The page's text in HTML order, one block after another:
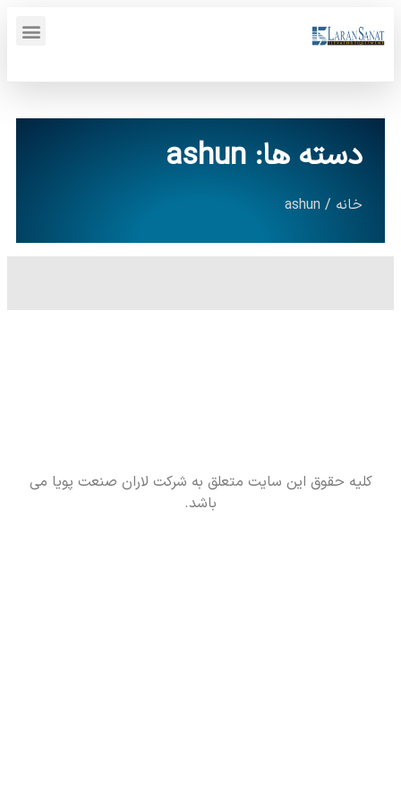
دسته ها: ashun
خانه / ashun
کلیه حقوق این سایت متعلق به شرکت لاران صنعت پویا می
باشد.